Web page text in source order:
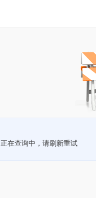
正在查询中，请刷新重试